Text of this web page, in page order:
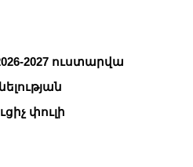
2027 ուստարվա
փուլի